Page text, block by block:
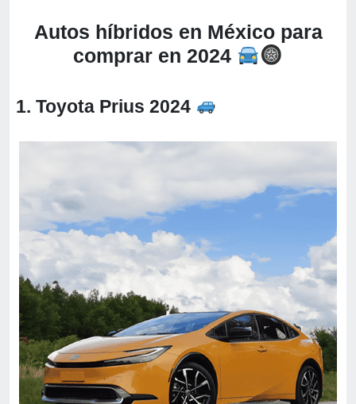
Autos híbridos en México para
comprar en 2024
1. Toyota Prius 2024